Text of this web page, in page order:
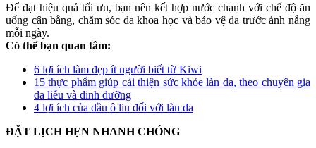
Để đạt hiệu quả tối ưu, bạn nên kết hợp nước chanh với chế độ ăn
uống cân bằng, chăm sóc da khoa học và bảo vệ da trước ánh nắng
mỗi ngày.
Có thể bạn quan tâm:
6 lợi ích làm đẹp ít người biết từ Kiwi
15 thực phẩm giúp cải thiện sức khỏe làn da, theo chuyên gia
da liễu và dinh dưỡng
4 lợi ích của dầu ô liu đối với làn da
ĐẶT LỊCH HẸN NHANH CHÓNG